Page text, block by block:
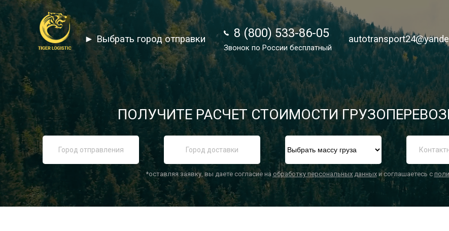
8 (800) 533-86-05
Звонок по России бесплатный
► Выбрать город отправки 8 (800) 533-86-05
Звонок по России бесплатный
ПОЛУЧИТЕ РАСЧЕТ СТОИМОСТИ
*оставляя заявку, вы даете согласие на обработку персональных данныхи соглашаетесь с